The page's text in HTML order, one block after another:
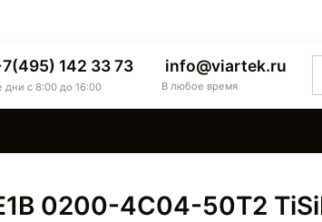
142 33 73
дни с 8:00 до 16:00
info@viartek.ru
В любое время
0200-4C04-50T2